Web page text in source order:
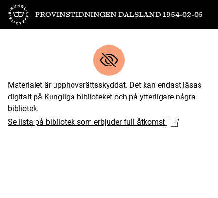
Till startsidan
PROVINSTIDNINGEN DALSLAND 1954-02-05
Materialet är upphovsrättsskyddat. Det kan endast läsas
digitalt på Kungliga biblioteket och på ytterligare några
bibliotek.
Se lista på bibliotek som erbjuder full åtkomst